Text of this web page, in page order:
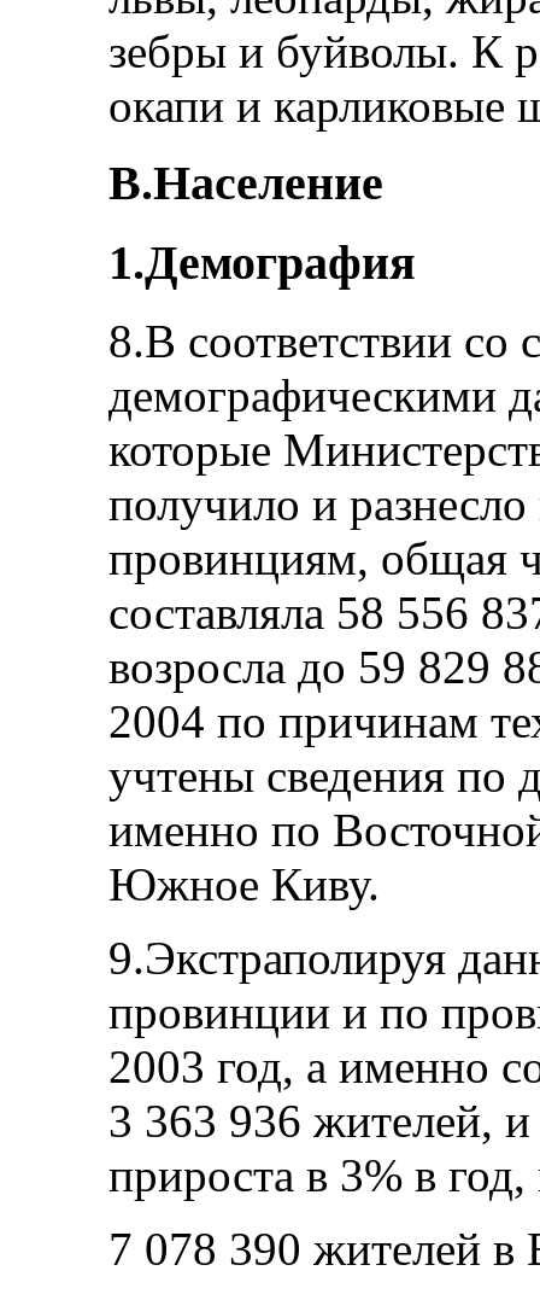
зебры и буйволы. К
окапи и карликовые
В.Население
1.Демография
8.В соответствии со
демографическими
которые
получило и
провинциям, общая
составляла 58 556
возросла до 59 829
2004 по причинам
учтены сведения по
именно по
Южное Киву.
9.Экстраполируя
провинции и по
2003 год, а именно
3 363 936 жителей,
прироста в 3% в
7 078 390 жителей